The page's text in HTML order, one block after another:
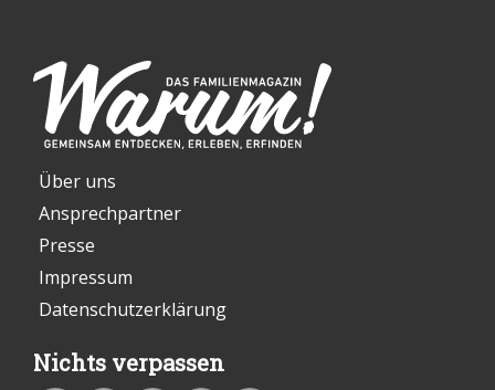
Über uns
Ansprechpartner
Presse
Impressum
Datenschutzerklärung
Nichts verpassen